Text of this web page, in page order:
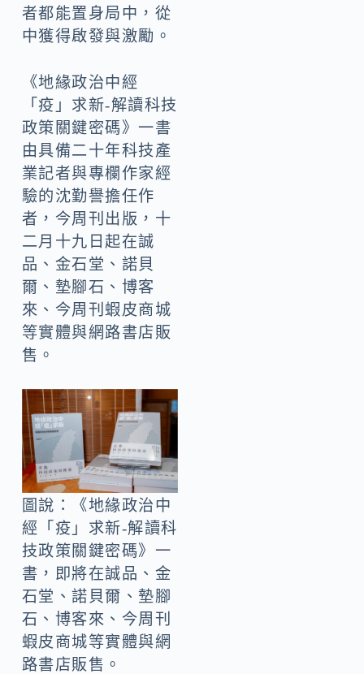
者都能置身局中，從
中獲得啟發與激勵。
《地緣政治中經
「疫」求新-解讀科技
政策關鍵密碼》一書
由具備二十年科技產
業記者與專欄作家經
驗的沈勤譽擔任作
者，今周刊出版，十
二月十九日起在誠
品、金石堂、諾貝
爾、墊腳石、博客
來、今周刊蝦皮商城
等實體與網路書店販
售。
圖說：《地緣政治中
經「疫」求新-解讀科
技政策關鍵密碼》一
書，即將在誠品、金
石堂、諾貝爾、墊腳
石、博客來、今周刊
蝦皮商城等實體與網
路書店販售。